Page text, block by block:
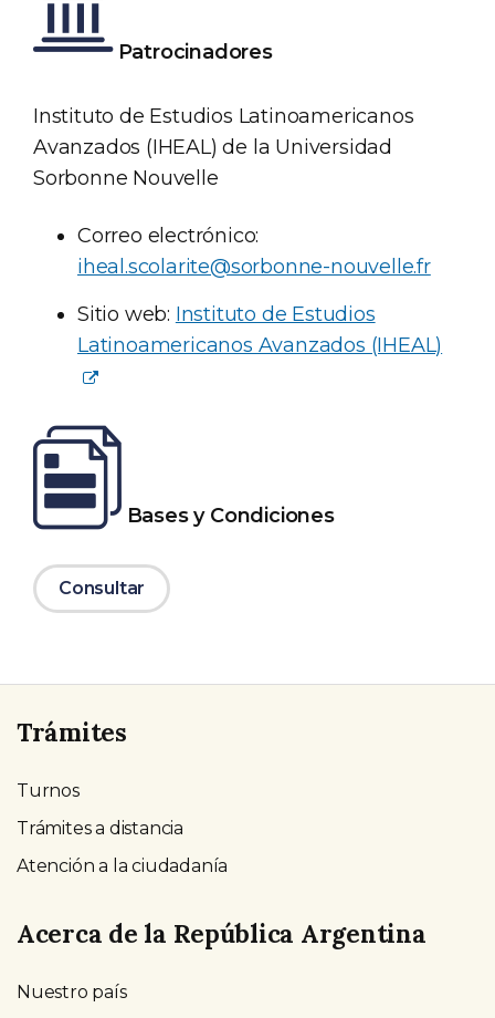
Patrocinadores
Instituto de Estudios Latinoamericanos
Avanzados (IHEAL) de la Universidad
Sorbonne Nouvelle
Correo electrónico:
iheal.scolarite@sorbonne-nouvelle.fr
Sitio web: Instituto de Estudios
Latinoamericanos Avanzados (IHEAL)
Bases y Condiciones
Consultar
Trámites
Turnos
Trámites a distancia
Atención a la ciudadanía
Acerca de la República Argentina
Nuestro país